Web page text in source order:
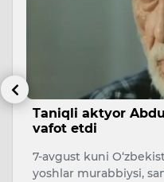
Taniqli aktyor
vafot etdi
7-avgust kuni
yoshlar murabbiysi,